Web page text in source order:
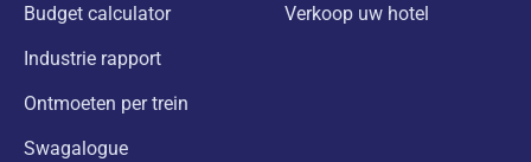
Budget calculator
Industrie rapport
Ontmoeten per trein
Swagalogue
Verkoop uw hotel